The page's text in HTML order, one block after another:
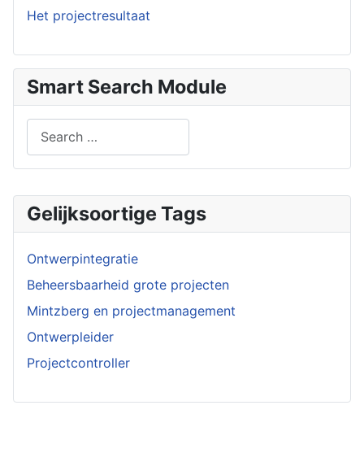
Gelijksoortige Tags
Ontwerpintegratie
Beheersbaarheid grote projecten
Mintzberg en projectmanagement
Ontwerpleider
Projectcontroller
Het projectresultaat
Smart Search Module